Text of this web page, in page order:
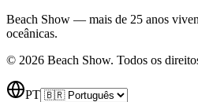
Beach Show — mais de 25 anos
oceânicas.
© 2026 Beach Show. Todos os
PT